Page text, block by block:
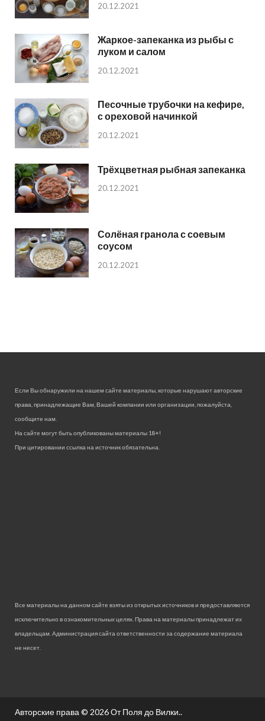
20.12.2021
Жаркое-запеканка из рыбы с
луком и салом
20.12.2021
Песочные трубочки на кефире,
с ореховой начинкой
20.12.2021
Трёхцветная рыбная запеканка
20.12.2021
Солёная гранола с соевым
соусом
20.12.2021
Если Вы обнаружили на нашем сайте материалы, которые нарушают авторские
права, принадлежащие Вам, Вашей компании или организации, пожалуйста,
сообщите нам.
На сайте могут быть опубликованы материалы 18+!
При цитировании ссылка на источник обязательна.
Все материалы на данном сайте взяты из открытых источников и предоставляются
исключительно в ознакомительных целях. Права на материалы принадлежат их
владельцам. Администрация сайта ответственности за содержание материала
не несет.
Авторские права © 2026От Поля до Вилки..